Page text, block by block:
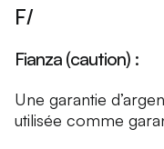
F/
Fianza (caution) :
Une garantie
utilisée comme